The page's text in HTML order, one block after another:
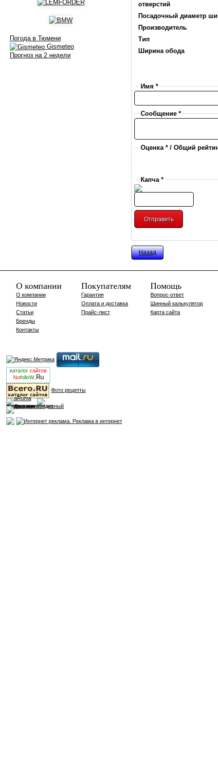
Погода в Тюмени
Gismeteo
Прогноз на 2 недели
отверстий
Посадочный диаметр
Производитель
Тип
Ширина обода
Имя *
Сообщение *
Оценка * / Общий
Капча *
Назад
О компании
О компании
Новости
Статьи
Бренды
Контакты
Покупателям
Гарантия
Оплата и доставка
Прайс-лист
Помощь
Вопрос-ответ
Шинный калькулятор
Карта сайта
каталог сайтов
NofolloW.Ru
Фото рецепты